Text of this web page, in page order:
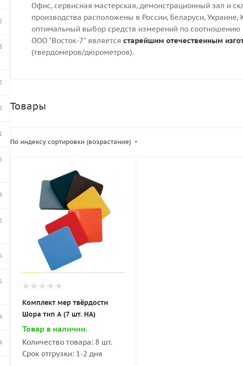
Офис, сервисная мастерская, демонстрационный зал и
производства расположены в России, Беларуси,
оптимальный выбор средств измерений по
ООО "Восток-7" является старейшим отечественным
(твердомеров/дюрометров).
Товары
По индексу сортировки (возрастание)
Комплект мер твёрдости
Шора тип A (7 шт. HA)
Товар в наличии.
Количество товара: 8 шт.
Срок отгрузки: 1-2 дня